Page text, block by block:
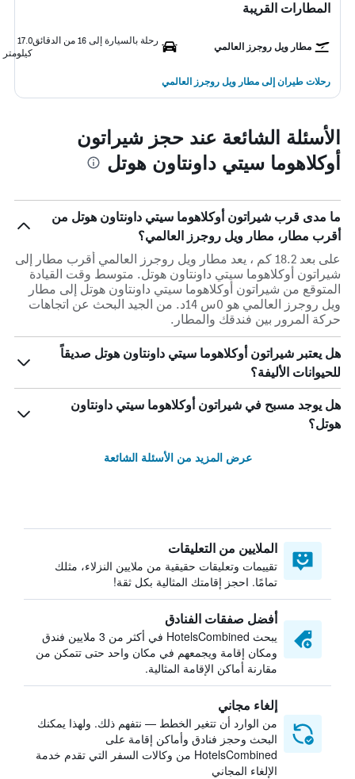
المطارات القريبة
مطار ويل روجرز العالمي
رحلة بالسيارة إلى 16 من الدقائق
17.0
كيلومتر
رحلات طيران إلى مطار ويل روجرز العالمي
الأسئلة الشائعة عند حجز شيراتون
أوكلاهوما سيتي داونتاون هوتل
ما مدى قرب شيراتون أوكلاهوما سيتي داونتاون هوتل من
أقرب مطار، مطار ويل روجرز العالمي؟
على بعد 18.2 كم ، يعد مطار ويل روجرز العالمي أقرب مطار إلى
شيراتون أوكلاهوما سيتي داونتاون هوتل. متوسط وقت القيادة
المتوقع من شيراتون أوكلاهوما سيتي داونتاون هوتل إلى مطار
ويل روجرز العالمي هو 0س 14د. من الجيد البحث عن اتجاهات
حركة المرور بين فندقك والمطار.
هل يعتبر شيراتون أوكلاهوما سيتي داونتاون هوتل صديقاً
للحيوانات الأليفة؟
هل يوجد مسبح في شيراتون أوكلاهوما سيتي داونتاون
هوتل؟
عرض المزيد من الأسئلة الشائعة
الملايين من التعليقات
تقييمات وتعليقات حقيقية من ملايين النزلاء، مثلك
تمامًا. احجز إقامتك المثالية بكل ثقة!
أفضل صفقات الفنادق
يبحث HotelsCombined في أكثر من 3 ملايين فندق
ومكان إقامة ويجمعهم في مكان واحد حتى تتمكن من
مقارنة أماكن الإقامة المثالية.
إلغاء مجاني
من الوارد أن تتغير الخطط — نتفهم ذلك. ولهذا يمكنك
البحث وحجز فنادق وأماكن إقامة على
HotelsCombined من وكالات السفر التي تقدم خدمة
الإلغاء المجاني